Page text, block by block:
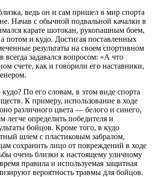
ведь он и сам пришел в мир спорта
Начав с обычной подвальной качалки в
карате шотокан, рукопашным боем,
потом и кудо. Достигая поставленных
результаты на своем спортивном
задавался вопросом: «А что
счете, как и говорили его наставники,
По его словам, в этом виде спорта
К примеру, использование в ходе
различного цвета — белого и синего,
легче определить победителя и
бойцов. Кроме того, в кудо
шлем с пластиковым забралом,
сохранить лицо от повреждений в ходе
очень близки к настоящему уличному
правила и используемая защитная
вероятность травмы для бойцов.